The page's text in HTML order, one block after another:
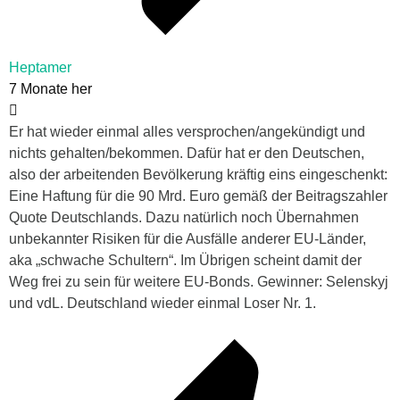
Heptamer
7 Monate her
Er hat wieder einmal alles versprochen/angekündigt und
nichts gehalten/bekommen. Dafür hat er den Deutschen,
also der arbeitenden Bevölkerung kräftig eins eingeschenkt:
Eine Haftung für die 90 Mrd. Euro gemäß der Beitragszahler
Quote Deutschlands. Dazu natürlich noch Übernahmen
unbekannter Risiken für die Ausfälle anderer EU-Länder,
aka „schwache Schultern“. Im Übrigen scheint damit der
Weg frei zu sein für weitere EU-Bonds. Gewinner: Selenskyj
und vdL. Deutschland wieder einmal Loser Nr. 1.